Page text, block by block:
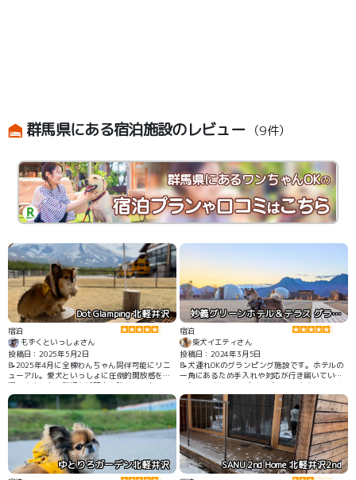
群馬県にある宿泊施設のレビュー （9件）
群馬県にあるワンちゃんOKの
Dot Glamping 北軽井沢
宿泊
もずくといっしょさん
投稿日：2025年5月2日
📝2025年4月に全棟わんちゃん同伴可能にリニ
ューアル。愛犬といっしょに圧倒的開放感を満
喫できました。贅沢な浅間山の眺めと、あの星
空や朝焼けは忘れられません！とても綺麗な施
設で、スタッフさんも素晴らしいです。アウト
ドア初心者でも安心して楽しめます。(我が家も
初心者です)
妙義グリーンホテル＆テラス グランピング
宿泊
柴犬イエティさん
投稿日：2024年3月5日
📝犬連れOKのグランピング施設です。ホテルの
一角にあるため手入れや対応が行き届いていま
した。 ２サイトほどドッグランのように囲われ
たドームがあり、ワンちゃんをフリーにして過
ごすことができます。 共有部にはフリードリン
クもあり、コーヒーやビールなどを片手に展望
テラスで妙義山を見ながらくつろぐこともでき
ます。
ゆとりろガーデン北軽井沢 SANU 2nd Home 北軽井沢2nd